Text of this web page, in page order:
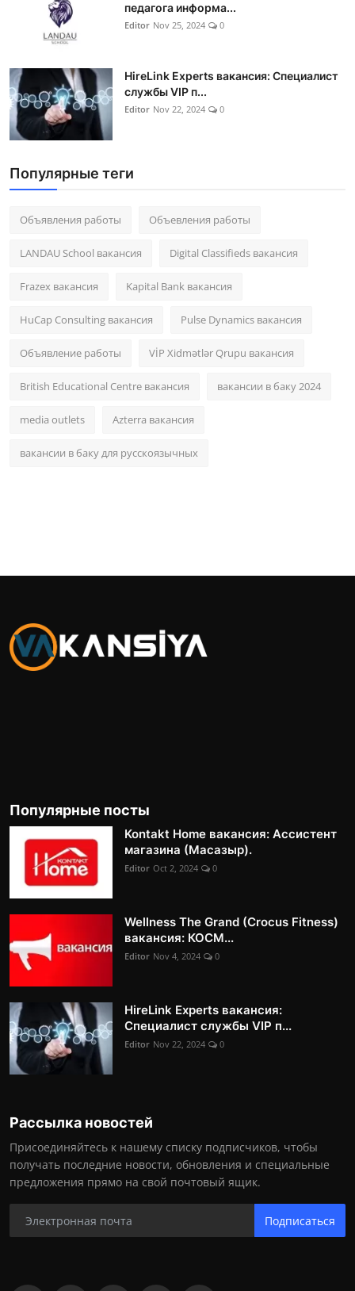
педагога информа...
Editor Nov 25, 2024 0
HireLink Experts вакансия: Специалист
службы VIP п...
Editor Nov 22, 2024 0
Популярные теги
Объявления работы Объевления работы
LANDAU School вакансия Digital Classifieds вакансия
Frazex вакансия Kapital Bank вакансия
HuCap Consulting вакансия Pulse Dynamics вакансия
Объявление работы VİP Xidmətlər Qrupu вакансия
British Educational Centre вакансия вакансии в баку 2024
media outlets Azterra вакансия
вакансии в баку для русскоязычных
Популярные посты
Kontakt Home вакансия: Ассистент
магазина (Масазыр).
Editor Oct 2, 2024 0
Wellness The Grand (Crocus Fitness)
вакансия: КОСМ...
Editor Nov 4, 2024 0
HireLink Experts вакансия:
Специалист службы VIP п...
Editor Nov 22, 2024 0
Рассылка новостей
Присоединяйтесь к нашему списку подписчиков, чтобы
получать последние новости, обновления и специальные
предложения прямо на свой почтовый ящик.
Подписаться